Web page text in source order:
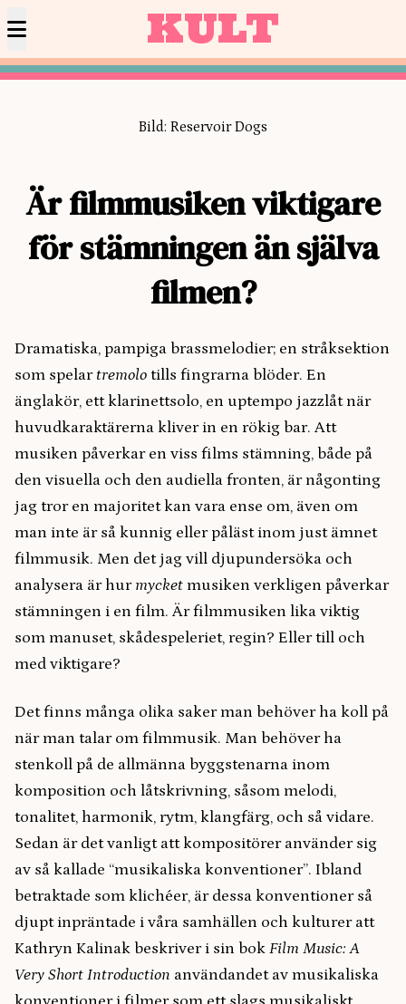
KULT
Bild: Reservoir Dogs
Är filmmusiken viktigare
för stämningen än själva
filmen?
Dramatiska, pampiga brassmelodier; en stråksektion
som spelar tremolo tills fingrarna blöder. En
änglakör, ett klarinettsolo, en uptempo jazzlåt när
huvudkaraktärerna kliver in en rökig bar. Att
musiken påverkar en viss films stämning, både på
den visuella och den audiella fronten, är någonting
jag tror en majoritet kan vara ense om, även om
man inte är så kunnig eller påläst inom just ämnet
filmmusik. Men det jag vill djupundersöka och
analysera är hur mycket musiken verkligen påverkar
stämningen i en film. Är filmmusiken lika viktig
som manuset, skådespeleriet, regin? Eller till och
med viktigare?
Det finns många olika saker man behöver ha koll på
när man talar om filmmusik. Man behöver ha
stenkoll på de allmänna byggstenarna inom
komposition och låtskrivning, såsom melodi,
tonalitet, harmonik, rytm, klangfärg, och så vidare.
Sedan är det vanligt att kompositörer använder sig
av så kallade “musikaliska konventioner”. Ibland
betraktade som klichéer, är dessa konventioner så
djupt inpräntade i våra samhällen och kulturer att
Kathryn Kalinak beskriver i sin bok Film Music: A
Very Short Introduction användandet av musikaliska